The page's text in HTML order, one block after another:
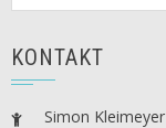
nach:
KONTAKT
Simon Kleimeyer